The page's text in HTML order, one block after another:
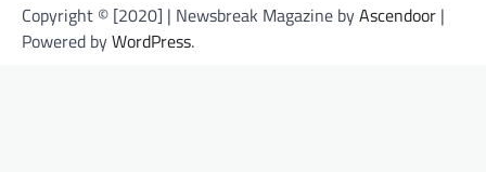
Copyright © [2020] | Newsbreak Magazine byAscendoor |
Powered byWordPress.